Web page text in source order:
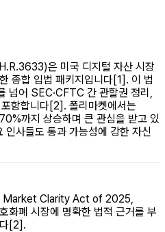
은 미국 디지털 자산 시장
종합 입법 패키지입니다[1]. 이 법
넘어 SEC·CFTC 간 관할권 정리,
함합니다[2]. 폴리마켓에서는
까지 상승하며 큰 관심을 받고 있
사들도 통과 가능성에 강한 자신
Market Clarity Act of 2025,
폐 시장에 명확한 법적 근거를 부
[2].